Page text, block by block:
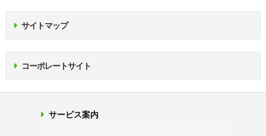
サイトマップ
コーポレートサイト
サービス案内